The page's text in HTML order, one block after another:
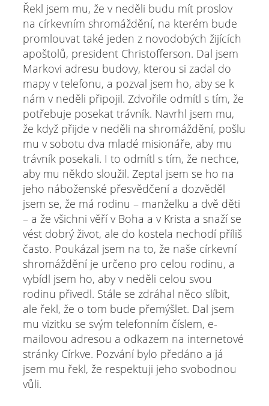
Řekl jsem mu, že v neděli budu mít proslov
na církevním shromáždění, na kterém bude
promlouvat také jeden z novodobých žijících
apoštolů, president Christofferson. Dal jsem
Markovi adresu budovy, kterou si zadal do
mapy v telefonu, a pozval jsem ho, aby se k
nám v neděli připojil. Zdvořile odmítl s tím, že
potřebuje posekat trávník. Navrhl jsem mu,
že když přijde v neděli na shromáždění, pošlu
mu v sobotu dva mladé misionáře, aby mu
trávník posekali. I to odmítl s tím, že nechce,
aby mu někdo sloužil. Zeptal jsem se ho na
jeho náboženské přesvědčení a dozvěděl
jsem se, že má rodinu – manželku a dvě děti
– a že všichni věří v Boha a v Krista a snaží se
vést dobrý život, ale do kostela nechodí příliš
často. Poukázal jsem na to, že naše církevní
shromáždění je určeno pro celou rodinu, a
vybídl jsem ho, aby v neděli celou svou
rodinu přivedl. Stále se zdráhal něco slíbit,
ale řekl, že o tom bude přemýšlet. Dal jsem
mu vizitku se svým telefonním číslem, e-
mailovou adresou a odkazem na internetové
stránky Církve. Pozvání bylo předáno a já
jsem mu řekl, že respektuji jeho svobodnou
vůli.